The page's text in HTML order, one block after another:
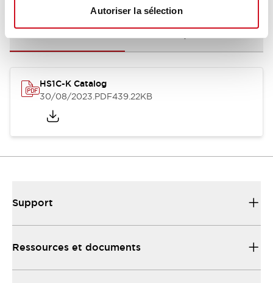
Autoriser la sélection
HS1C-K Catalog
30/08/2023.PDF439.22KB
Support
Ressources et documents